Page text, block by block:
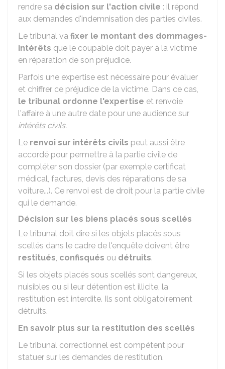
rendre sa décision sur l'action civile : il répond
aux demandes d'indemnisation des parties civiles.
Le tribunal va fixer le montant des dommages-
intérêts que le coupable doit payer à la victime
en réparation de son préjudice.
Parfois une expertise est nécessaire pour évaluer
et chiffrer ce préjudice de la victime. Dans ce cas,
le tribunal ordonne l'expertise et renvoie
l'affaire à une autre date pour une audience sur
intérêts civils.
Le renvoi sur intérêts civils peut aussi être
accordé pour permettre à la partie civile de
compléter son dossier (par exemple certificat
médical, factures, devis des réparations de sa
voiture...). Ce renvoi est de droit pour la partie civile
qui le demande.
Décision sur les biens placés sous scellés
Le tribunal doit dire si les objets placés sous
scellés dans le cadre de l'enquête doivent être
restitués, confisqués ou détruits.
Si les objets placés sous scellés sont dangereux,
nuisibles ou si leur détention est illicite, la
restitution est interdite. Ils sont obligatoirement
détruits.
En savoir plus sur la restitution des scellés
Le tribunal correctionnel est compétent pour
statuer sur les demandes de restitution.